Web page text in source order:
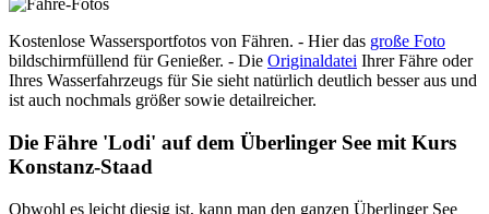
Kostenlose Wassersportfotos von Fähren. - Hier das große Foto
bildschirmfüllend für Genießer. - Die Originaldatei Ihrer Fähre oder
Ihres Wasserfahrzeugs für Sie sieht natürlich deutlich besser aus und
ist auch nochmals größer sowie detailreicher.
Die Fähre 'Lodi' auf dem Überlinger See mit Kurs
Konstanz-Staad
Obwohl es leicht diesig ist, kann man den ganzen Überlinger See